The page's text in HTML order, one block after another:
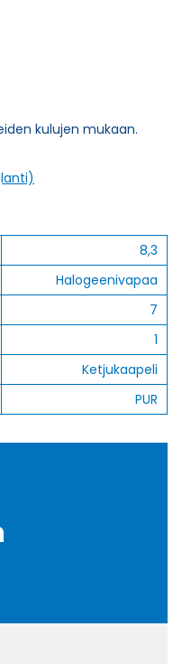
kulujen mukaan.
8,3
Halogeenivapaa
7
1
Ketjukaapeli
PUR